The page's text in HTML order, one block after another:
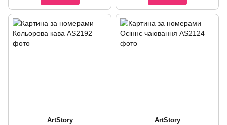
ArtStory
ArtStory